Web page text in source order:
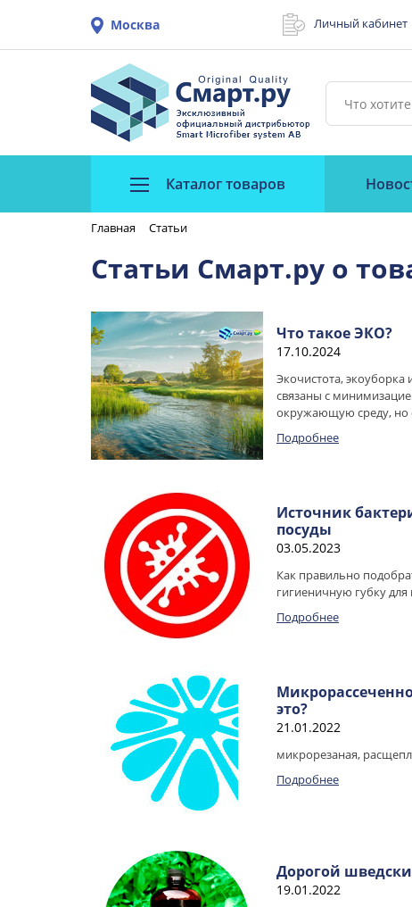
Москва Личный кабинет
Каталог товаров
Главная Статьи
Статьи Смарт.ру о
Что такое ЭКО?
17.10.2024
Экочистота, экоуборка
связаны с
окружающую среду, но
Подробнее
Источник
посуды
03.05.2023
Как правильно
гигиеничную губку для
Подробнее
это?
21.01.2022
микрорезаная,
Подробнее
Дорогой
19.01.2022